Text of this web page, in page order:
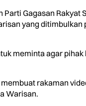
Gagasan Rakyat
yang ditimbulkan
meminta agar
rakaman
Warisan.